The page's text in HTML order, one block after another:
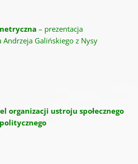
– prezentacja
Galińskiego z Nysy
organizacji ustroju społecznego